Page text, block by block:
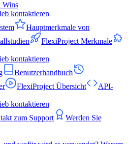
Wins
kontaktieren
Hauptmerkmale von
FlexiProject Merkmale
kontaktieren
Benutzerhandbuch
FlexiProject Übersicht
API-
kontaktieren
zum Support
Werden Sie